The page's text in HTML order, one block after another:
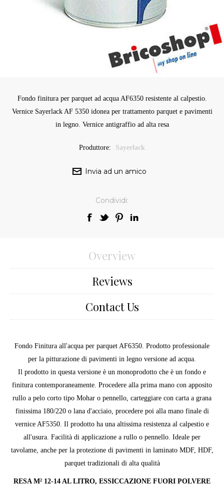
Fondo finitura per parquet ad acqua AF6350 resistente al calpestio.
Vernice Sayerlack AF 5350 idonea per trattamento parquet e pavimenti
in legno. Vernice antigraffio ad alta resa
Produttore: Sayerlack
Condividi:
Overview
Reviews
Contact Us
Fondo Finitura all'acqua per parquet AF6350. Prodotto professionale
per la pitturazione di pavimenti in legno versione ad acqua.
Il prodotto in questa versione è un monoprodotto che è un fondo e
finitura contemporaneamente. Procedere alla prima mano con apposito
rullo a pelo corto tipo Mohar o pennello, carteggiare con carta a grana
finissima 180/220 o lana d'acciaio, procedere poi alla mano finale di
vernice AF5350. Il prodotto ha una altissima resistenza al calpestio e
all'usura. Facilità di applicazione a rullo o pennello. Ideale per
tavolame, anche per la protezione di pavimenti in laminato MDF, HDF,
parquet tradizionali di alta qualità
RESA M² 12-14 AL LITRO, ESSICCAZIONE FUORI POLVERE